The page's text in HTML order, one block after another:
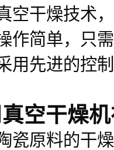
空干燥技术
作简单，只
用先进的控
空干燥
瓷原料的干